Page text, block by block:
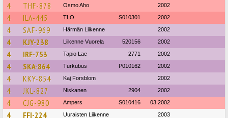
4 THF-878 Osmo Aho 2002
4 ILA-445 TLO S010301 2002
4 SAF-969 Härmän Liikenne 2002
4 KJY-238 Liikenne Vuorela 520156 2002
4 IRF-753 Tapio Lae 2771 2002
4 SKA-864 Turkubus P010162 2002
4 KKY-854 Kaj Forsblom 2002
4 JKL-827 Niskanen 2904 2002
4 CJG-980 Ampers S010416 03.2002
4 FFI-224 Uuraisten Liikenne 2003